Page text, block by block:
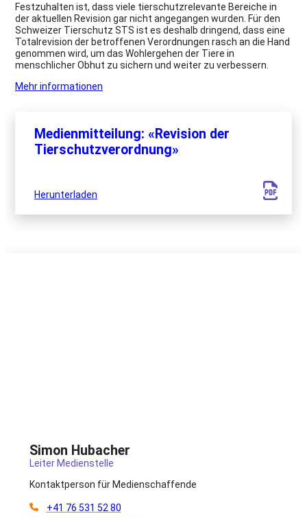
Festzuhalten ist, dass viele tierschutzrelevante Bereiche in
der aktuellen Revision gar nicht angegangen wurden. Für den
Schweizer Tierschutz STS ist es deshalb dringend, dass eine
Totalrevision der betroffenen Verordnungen rasch an die Hand
genommen wird, um das Wohlergehen der Tiere in
menschlicher Obhut zu sichern und weiter zu verbessern.
Mehr informationen
Medienmitteilung: «Revision der
Tierschutzverordnung»
Herunterladen
Simon Hubacher
Leiter Medienstelle
Kontaktperson für Medienschaffende
+41 76 531 52 80